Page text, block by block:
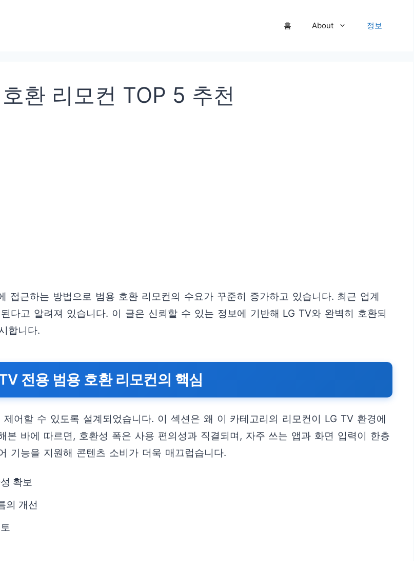
홈 About 정보
환 리모컨 TOP 5 추천
접근하는 방법으로 범용 호환 리모컨의 수요가 꾸준히 증가하고 있습니다. 최근 업계
다고 알려져 있습니다. 이 글은 신뢰할 수 있는 정보에 기반해 LG TV와 완벽히 호환되
합니다.
전용 범용 호환 리모컨의 핵심
어할 수 있도록 설계되었습니다. 이 섹션은 왜 이 카테고리의 리모컨이 LG TV 환경에
바에 따르면, 호환성 폭은 사용 편의성과 직결되며, 자주 쓰는 앱과 화면 입력이 한층
기능을 지원해 콘텐츠 소비가 더욱 매끄럽습니다.
확보
의 개선